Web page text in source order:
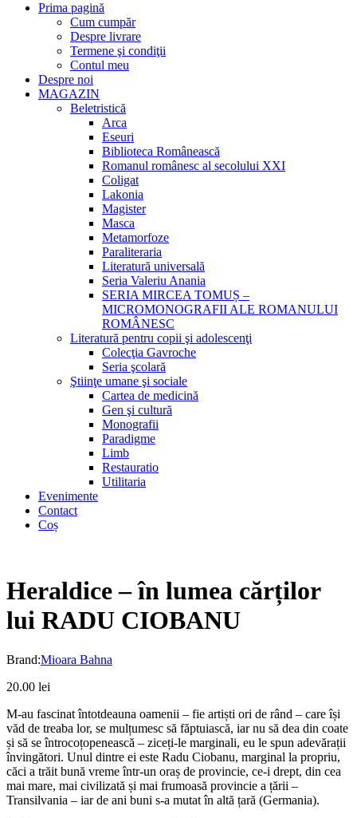
Prima pagină
Cum cumpăr
Despre livrare
Termene şi condiţii
Contul meu
Despre noi
MAGAZIN
Beletristică
Arca
Eseuri
Biblioteca Românească
Romanul românesc al secolului XXI
Coligat
Lakonia
Magister
Masca
Metamorfoze
Paraliteraria
Literatură universală
Seria Valeriu Anania
SERIA MIRCEA TOMUȘ –
MICROMONOGRAFII ALE ROMANULUI
ROMÂNESC
Literatură pentru copii şi adolescenţi
Colecţia Gavroche
Seria şcolară
Ştiinţe umane şi sociale
Cartea de medicină
Gen şi cultură
Monografii
Paradigme
Limb
Restauratio
Utilitaria
Evenimente
Contact
Coș
Heraldice – în lumea cărților
lui RADU CIOBANU
Brand:Mioara Bahna
20.00 lei
M-au fascinat întotdeauna oamenii – fie artiști ori de rând – care își
văd de treaba lor, se mulțumesc să făptuiască, iar nu să dea din coate
și să se întrocoțopenească – ziceți-le marginali, eu le spun adevărații
învingători. Unul dintre ei este Radu Ciobanu, marginal la propriu,
căci a trăit bună vreme într-un oraș de provincie, ce-i drept, din cea
mai mare, mai civilizată și mai frumoasă provincie a țării –
Transilvania – iar de ani buni s-a mutat în altă țară (Germania).